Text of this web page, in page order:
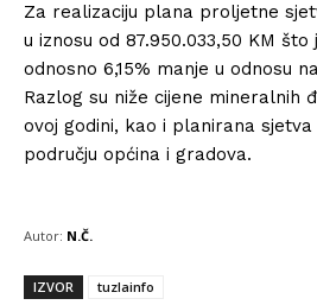
Za realizaciju plana proljetne
u iznosu od 87.950.033,50 KM što
odnosno 6,15% manje u odnosu
Razlog su niže cijene mineralnih
ovoj godini, kao i planirana
području općina i gradova.
Autor: N.Č.
IZVOR tuzlainfo